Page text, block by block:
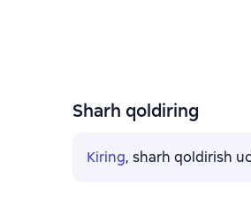
Sharh qoldiring
Kiring, sharh qoldirish